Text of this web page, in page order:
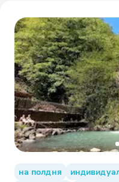
на полдня